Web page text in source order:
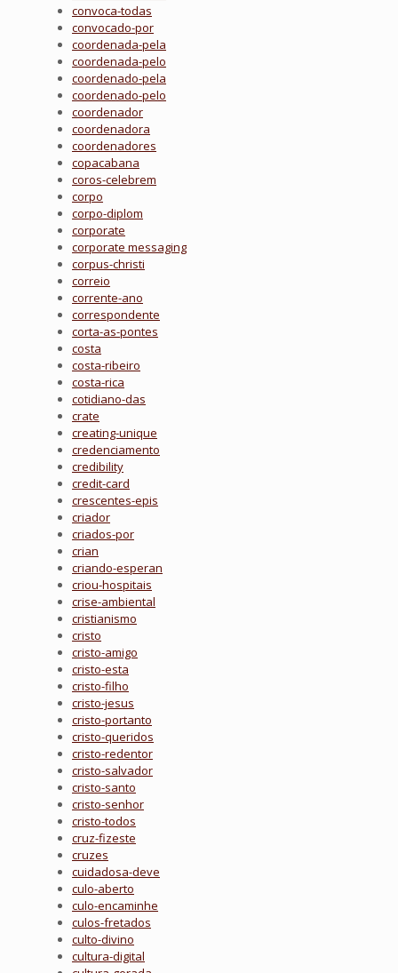
convoca-todas
convocado-por
coordenada-pela
coordenada-pelo
coordenado-pela
coordenado-pelo
coordenador
coordenadora
coordenadores
copacabana
coros-celebrem
corpo
corpo-diplom
corporate
corporate messaging
corpus-christi
correio
corrente-ano
correspondente
corta-as-pontes
costa
costa-ribeiro
costa-rica
cotidiano-das
crate
creating-unique
credenciamento
credibility
credit-card
crescentes-epis
criador
criados-por
crian
criando-esperan
criou-hospitais
crise-ambiental
cristianismo
cristo
cristo-amigo
cristo-esta
cristo-filho
cristo-jesus
cristo-portanto
cristo-queridos
cristo-redentor
cristo-salvador
cristo-santo
cristo-senhor
cristo-todos
cruz-fizeste
cruzes
cuidadosa-deve
culo-aberto
culo-encaminhe
culos-fretados
culto-divino
cultura-digital